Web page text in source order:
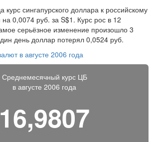
курс сингапурского доллара к российскому
0,0074 руб. за S$1. Курс рос в 12
серьёзное изменение произошло 3
день доллар потерял 0,0524 руб.
в августе 2006 года
Среднемесячный курс ЦБ
в августе 2006 года
16,9807